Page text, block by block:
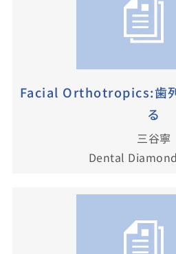
Facial Orthotropics:歯
る
三谷寧
Dental